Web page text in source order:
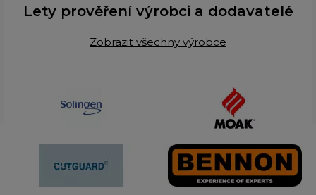
Lety prověření výrobci a dodavatelé
Zobrazit všechny výrobce